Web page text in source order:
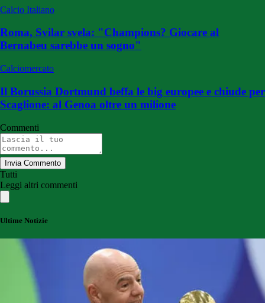
Calcio Italiano
Roma, Svilar svela: "Champions? Giocare al
Bernabeu sarebbe un sogno"
Calciomercato
Il Borussia Dortmund beffa le big europee e chiude per
Scaglione: al Genoa oltre un milione
Commenti
Invia Commento
Tutti
Leggi altri commenti
Ultime Notizie